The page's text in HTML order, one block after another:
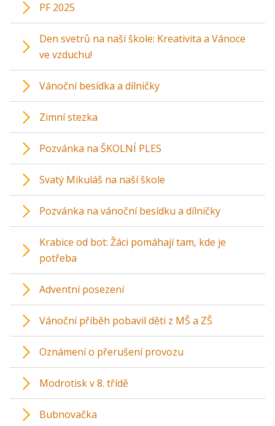
PF 2025
Den svetrů na naší škole: Kreativita a Vánoce
ve vzduchu!
Vánoční besídka a dílničky
Zimní stezka
Pozvánka na ŠKOLNÍ PLES
Svatý Mikuláš na naší škole
Pozvánka na vánoční besídku a dílničky
Krabice od bot: Žáci pomáhají tam, kde je
potřeba
Adventní posezení
Vánoční příběh pobavil děti z MŠ a ZŠ
Oznámení o přerušení provozu
Modrotisk v 8. třídě
Bubnovačka